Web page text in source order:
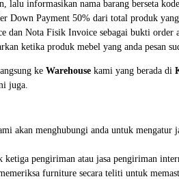
lalu informasikan nama barang berseta
Down Payment 50% dari total produk yang
dan Nota Fisik Invoice sebagai bukti order
ketika produk mebel yang anda pesan
ke Warehouse kami yang berada di
juga.
akan menghubungi anda untuk
pengiriman atau jasa pengiriman
furniture secara teliti untuk